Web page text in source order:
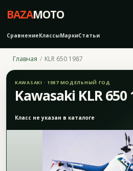
BAZAMOTO
СравнениеКлассыМаркиСтатьи
Главная KLR 650 1987
KAWASAKI · 1987 МОДЕЛЬНЫЙ ГОД
Kawasaki KLR 650
Класс не указан в каталоге